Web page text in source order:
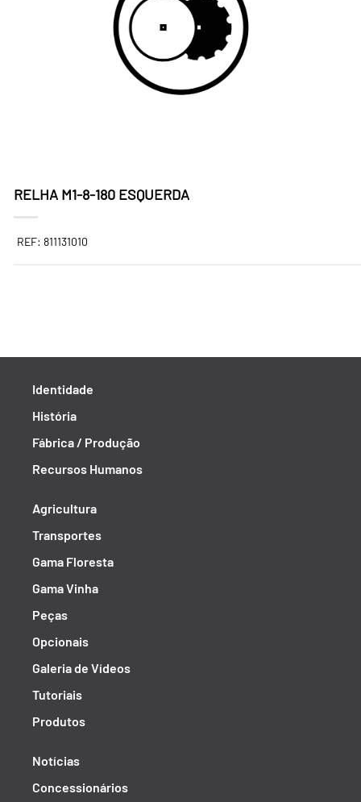
RELHA M1-8-180 ESQUERDA
REF: 811131010
Identidade
História
Fábrica / Produção
Recursos Humanos
Agricultura
Transportes
Gama Floresta
Gama Vinha
Peças
Opcionais
Galeria de Vídeos
Tutoriais
Produtos
Notícias
Concessionários